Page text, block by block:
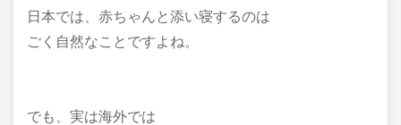
日本では、赤ちゃんと添い寝するのは
ごく自然なことですよね。
でも、実は海外では